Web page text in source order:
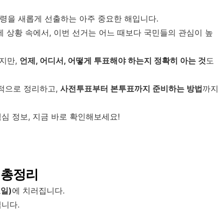
새롭게 선출하는 아주 중요한 해입니다.
상황 속에서, 이번 선거는 어느 때보다 국민들의 관심이 높
만, 언제, 어디서, 어떻게 투표해야 하는지 정확히 아는 것 도
으로 정리하고, 사전투표부터 본투표까지 준비하는 방법까지
정보, 지금 바로 확인해보세요!
정리
)에 치러집니다.
다.